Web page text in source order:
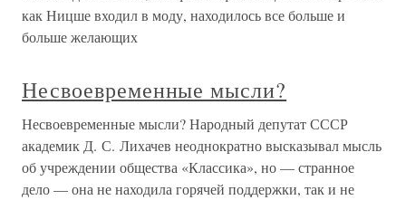
как Ницше входил в моду, находилось все больше и
больше желающих
Несвоевременные мысли?
Несвоевременные мысли? Народный депутат СССР
академик Д. С. Лихачев неоднократно высказывал мысль
об учреждении общества «Классика», но — странное
дело — она не находила горячей поддержки, так и не